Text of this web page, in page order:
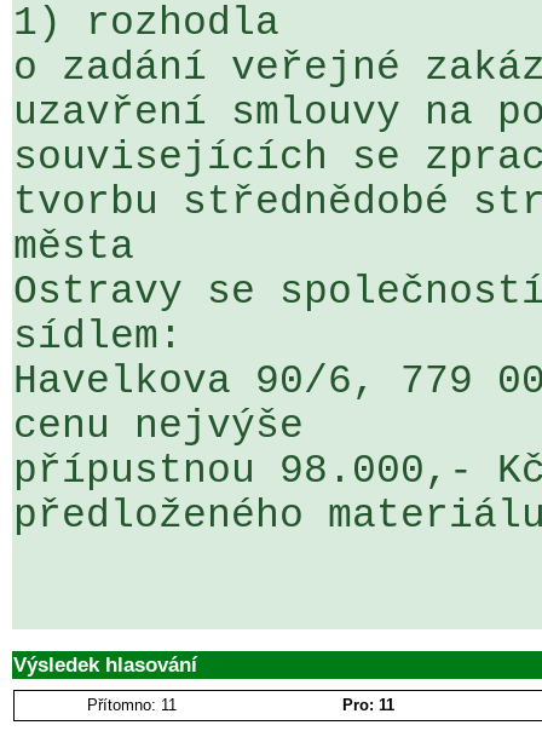
1) rozhodla
o zadání veřejné
uzavření smlouvy na
souvisejících se
tvorbu střednědobé
města
Ostravy se společností
sídlem:
Havelkova 90/6, 779
cenu nejvýše
přípustnou 98.000,-
předloženého
Výsledek hlasování
Přítomno: 11 Pro: 11